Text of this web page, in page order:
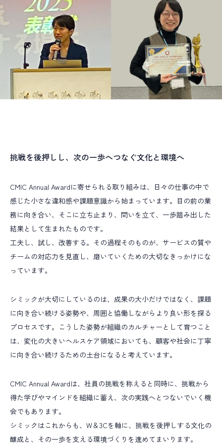
挑戦を後押しし、次の一歩へつなぐ文化と環境へ
CMIC Annual Awardに寄せられる取り組みは、日々の仕事の中で
感じた小さな違和感や課題意識から始まっています。目の前の業
務に向き合い、そこに立ち止まり、問いを立て、一歩踏み出した
結果として生まれたものです。
工夫し、試し、改善する。その過程そのものが、サービスの質や
チームの対応力を見直し、磨いていくための大切なきっかけにな
っています。
シミックが大切にしているのは、成果の大小だけではなく、課題
に向き合い続ける姿勢や、周囲と協働しながらより良い形を探る
プロセスです。こうした姿勢が組織のカルチャーとして育つこと
は、変化の大きいヘルスケア領域においても、顧客や社会に丁寧
に向き合い続けるための土台になると考えています。
CMIC Annual Awardは、社員の挑戦を称えると同時に、挑戦から
得た学びやマインドを組織に蓄え、次の実践へとつないでいく機
会でもあります。
シミックはこれからも、W＆3Cを軸に、挑戦を後押しする文化の
醸成と、その一歩を支える環境づくりを進めてまいります。